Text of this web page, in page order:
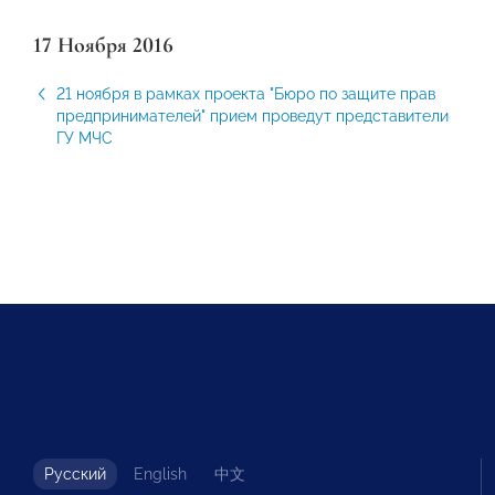
17 Ноября 2016
21 ноября в рамках проекта "Бюро по защите прав
предпринимателей" прием проведут представители
ГУ МЧС
Русский English 中文